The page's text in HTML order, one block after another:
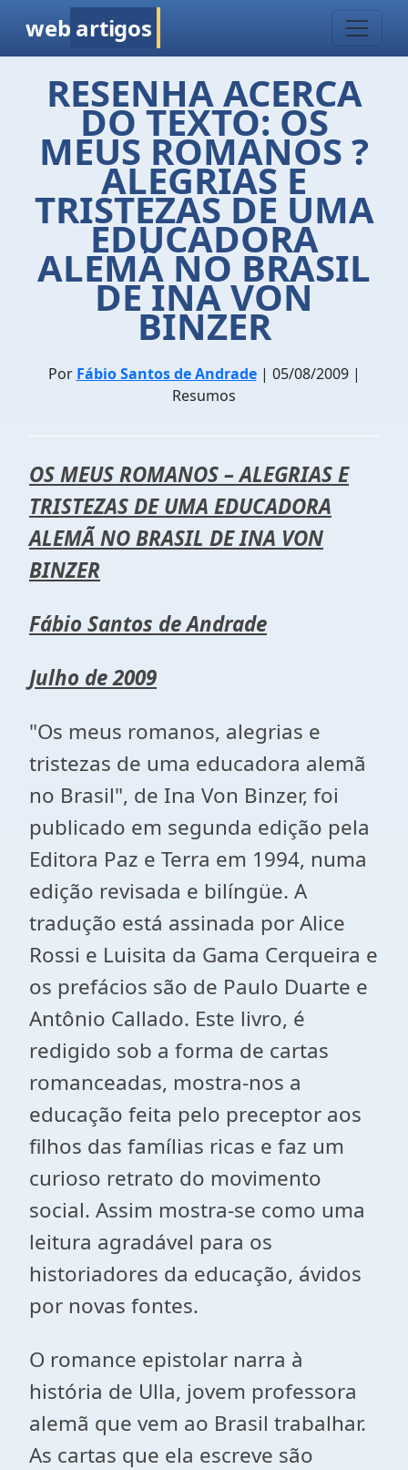
web artigos
RESENHA ACERCA
DO TEXTO: OS
MEUS ROMANOS ?
ALEGRIAS E
TRISTEZAS DE UMA
EDUCADORA
ALEMÃ NO BRASIL
DE INA VON
BINZER
Por Fábio Santos de Andrade| 05/08/2009 |
Resumos
OS MEUS ROMANOS – ALEGRIAS E
TRISTEZAS DE UMA EDUCADORA
ALEMÃ NO BRASIL DE INA VON
BINZER
Fábio Santos de Andrade
Julho de 2009
"Os meus romanos, alegrias e
tristezas de uma educadora alemã
no Brasil", de Ina Von Binzer, foi
publicado em segunda edição pela
Editora Paz e Terra em 1994, numa
edição revisada e bilíngüe. A
tradução está assinada por Alice
Rossi e Luisita da Gama Cerqueira e
os prefácios são de Paulo Duarte e
Antônio Callado. Este livro, é
redigido sob a forma de cartas
romanceadas, mostra-nos a
educação feita pelo preceptor aos
filhos das famílias ricas e faz um
curioso retrato do movimento
social. Assim mostra-se como uma
leitura agradável para os
historiadores da educação, ávidos
por novas fontes.
O romance epistolar narra à
história de Ulla, jovem professora
alemã que vem ao Brasil trabalhar.
As cartas que ela escreve são